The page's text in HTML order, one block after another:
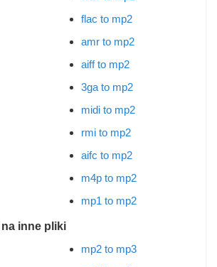
flac to mp2
amr to mp2
aiff to mp2
3ga to mp2
midi to mp2
rmi to mp2
aifc to mp2
m4p to mp2
mp1 to mp2
inne pliki
mp2 to mp3